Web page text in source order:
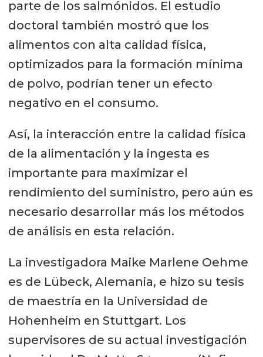
parte de los salmónidos. El estudio
doctoral también mostró que los
alimentos con alta calidad física,
optimizados para la formación mínima
de polvo, podrían tener un efecto
negativo en el consumo.
Así, la interacción entre la calidad física
de la alimentación y la ingesta es
importante para maximizar el
rendimiento del suministro, pero aún es
necesario desarrollar más los métodos
de análisis en esta relación.
La investigadora Maike Marlene Oehme
es de Lübeck, Alemania, e hizo su tesis
de maestría en la Universidad de
Hohenheim en Stuttgart. Los
supervisores de su actual investigación